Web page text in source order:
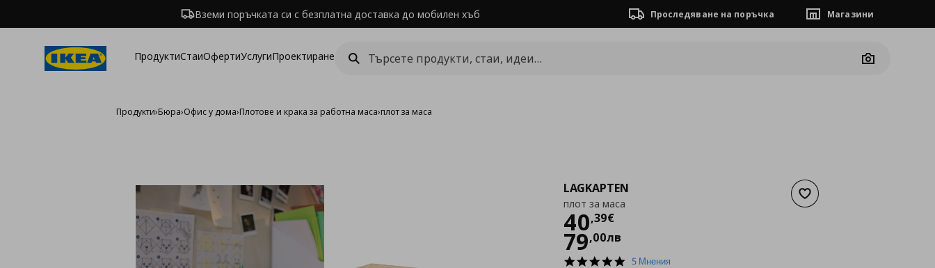
Вземи поръчката си с безплатна доставка до мобилен хъб Проследяване на поръчка Магазини
ПродуктиСтаиОфертиУслугиПроектиране
Camera
Продукти›Бюра›Офис у дома›Плотове и крака за работна маса›плот за маса
Добави към списъка с
LAGKAPTEN
плот за маса
40,39€
Цена
79,00лв
5.05 Мнения